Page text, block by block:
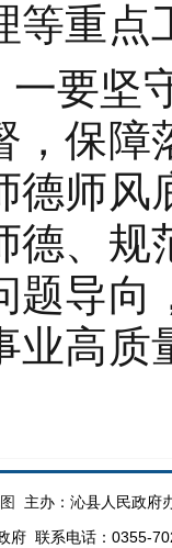
等重点
一要坚
，保
德师风
德、
题导向
业高质
主办：沁县人民政府
府 联系电话：0355-